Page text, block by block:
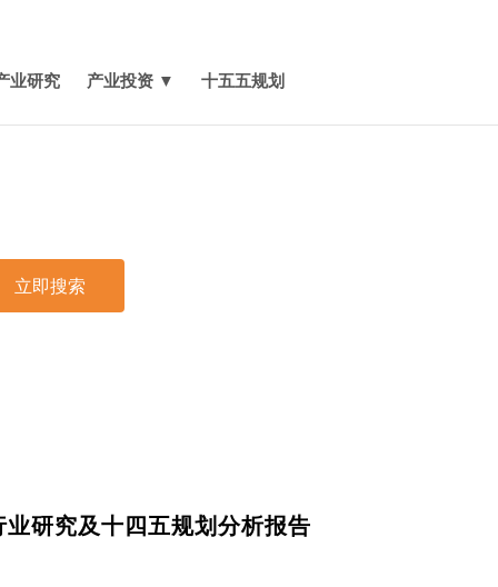
业研究 产业投资 ▼ 十五五规划
立即搜索
研究及十四五规划分析报告